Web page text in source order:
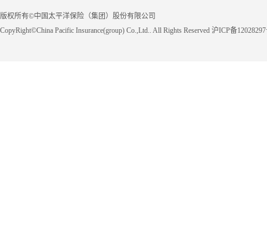
版权所有©中国太平洋保险（集团）股份有限公司
CopyRight©China Pacific Insurance(group) Co.,Ltd.. All Rights Reserved 沪ICP备